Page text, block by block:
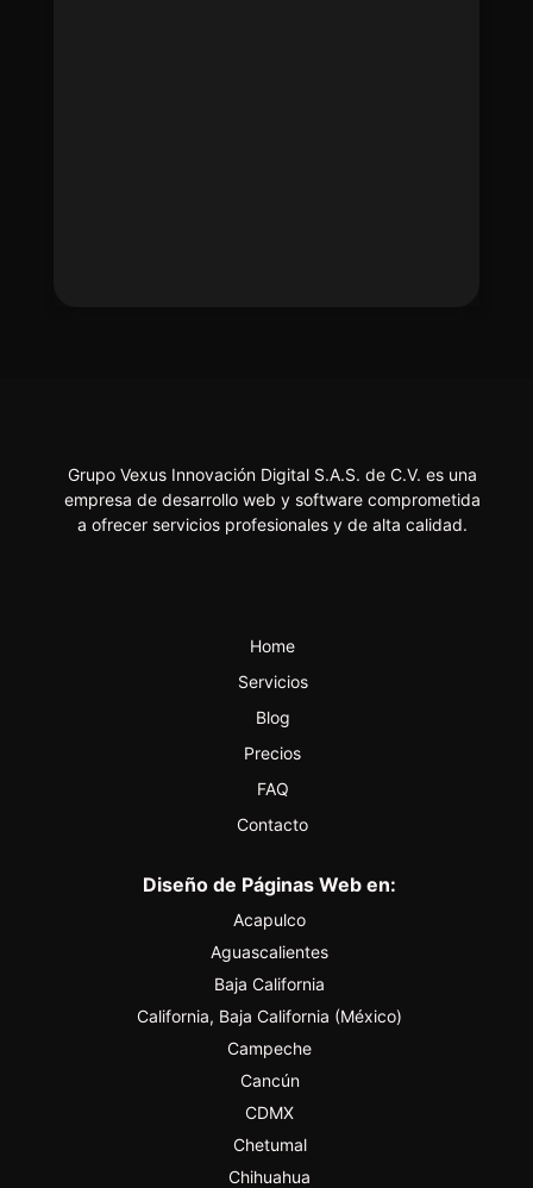
Grupo Vexus Innovación Digital S.A.S. de C.V. es una
empresa de desarrollo web y software comprometida
a ofrecer servicios profesionales y de alta calidad.
Home
Servicios
Blog
Precios
FAQ
Contacto
Diseño de Páginas Web en:
Acapulco
Aguascalientes
Baja California
California, Baja California (México)
Campeche
Cancún
CDMX
Chetumal
Chihuahua